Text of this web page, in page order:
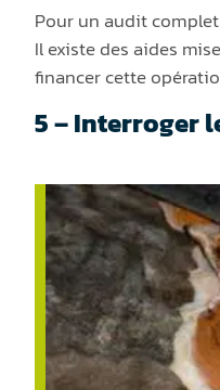
Pour un audit
Il existe des aides
financercette
5 – Interroger